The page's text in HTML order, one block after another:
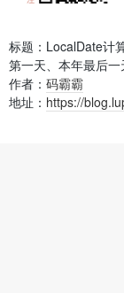
标题：LocalDate计
第一天、本年最后
作者： 码霸霸
地址： https://